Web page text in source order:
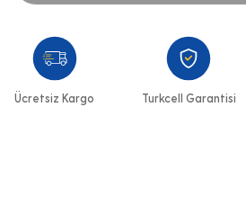
Ücretsiz Kargo Turkcell Garantisi